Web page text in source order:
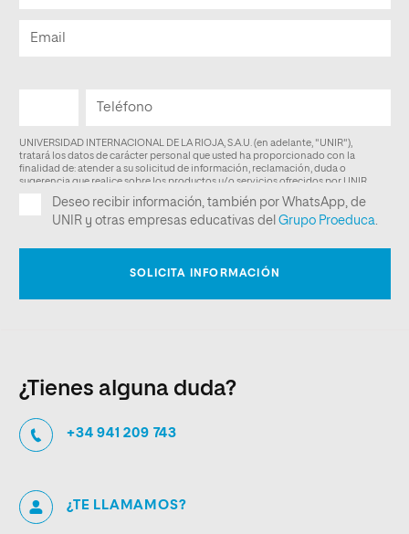
¿Tienes alguna duda?
+34 941 209 743
¿TE LLAMAMOS?